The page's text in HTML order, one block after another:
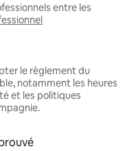
entre les
le règlement du
notamment les heures
et les politiques